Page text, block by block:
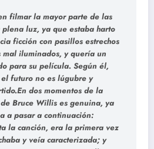
filmar la mayor parte de las
plena luz, ya que estaba harto
ficción con pasillos estrechos
mal iluminados, y quería un
para su película. Según él,
futuro no es lúgubre y
dos momentos de la
Bruce Willis es genuina, ya
a pasar a continuación:
la canción, era la primera vez
y veía caracterizada; y